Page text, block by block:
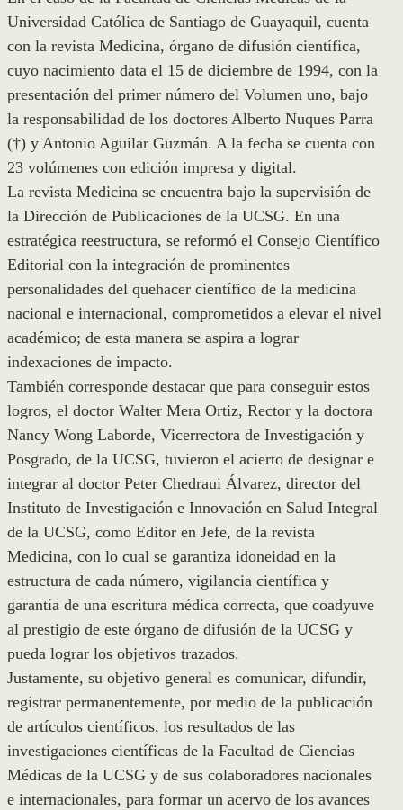
Universidad Católica de Santiago de Guayaquil, cuenta
con la revista Medicina, órgano de difusión científica,
cuyo nacimiento data el 15 de diciembre de 1994, con la
presentación del primer número del Volumen uno, bajo
la responsabilidad de los doctores Alberto Nuques Parra
(†) y Antonio Aguilar Guzmán. A la fecha se cuenta con
23 volúmenes con edición impresa y digital.
La revista Medicina se encuentra bajo la supervisión de
la Dirección de Publicaciones de la UCSG. En una
estratégica reestructura, se reformó el Consejo Científico
Editorial con la integración de prominentes
personalidades del quehacer científico de la medicina
nacional e internacional, comprometidos a elevar el nivel
académico; de esta manera se aspira a lograr
indexaciones de impacto.
También corresponde destacar que para conseguir estos
logros, el doctor Walter Mera Ortiz, Rector y la doctora
Nancy Wong Laborde, Vicerrectora de Investigación y
Posgrado, de la UCSG, tuvieron el acierto de designar e
integrar al doctor Peter Chedraui Álvarez, director del
Instituto de Investigación e Innovación en Salud Integral
de la UCSG, como Editor en Jefe, de la revista
Medicina, con lo cual se garantiza idoneidad en la
estructura de cada número, vigilancia científica y
garantía de una escritura médica correcta, que coadyuve
al prestigio de este órgano de difusión de la UCSG y
pueda lograr los objetivos trazados.
Justamente, su objetivo general es comunicar, difundir,
registrar permanentemente, por medio de la publicación
de artículos científicos, los resultados de las
investigaciones científicas de la Facultad de Ciencias
Médicas de la UCSG y de sus colaboradores nacionales
e internacionales, para formar un acervo de los avances